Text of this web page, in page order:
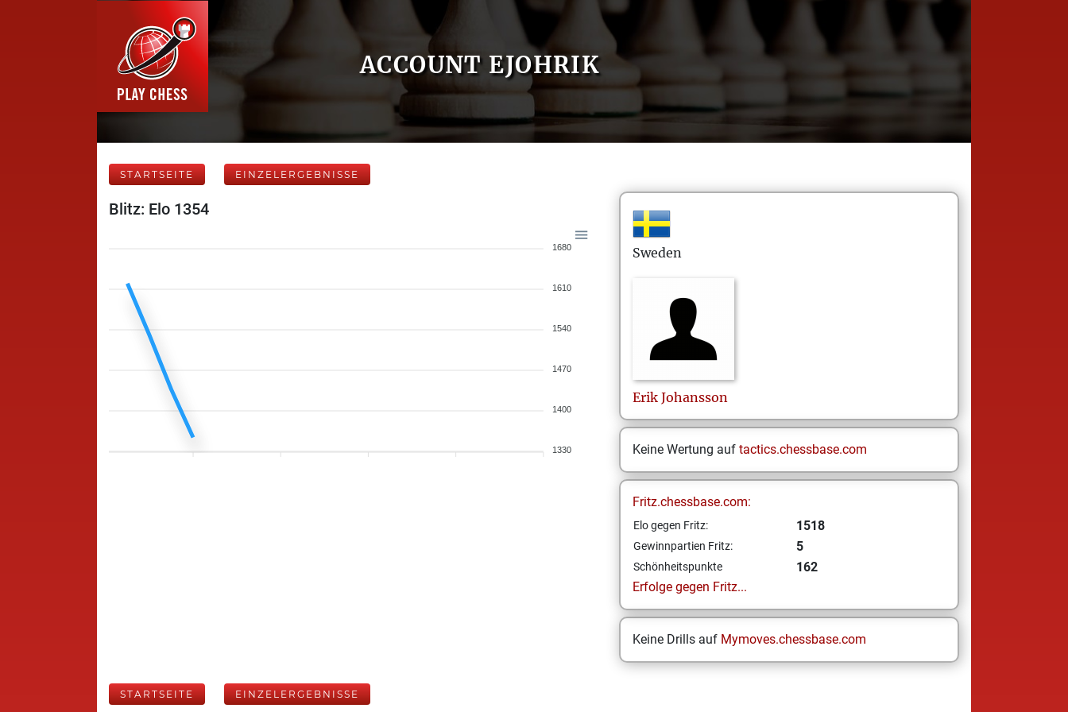
ACCOUNT EJOHRIK
STARTSEITE EINZELERGEBNISSE
Blitz: Elo 1354
1680
1610
1540
1470
1400
1330
Sweden
Erik Johansson
Keine Wertung auf tactics.chessbase.com
Fritz.chessbase.com:
Elo gegen Fritz: 1518
Gewinnpartien Fritz: 5
Schönheitspunkte
162
Erfolge gegen Fritz...
Keine Drills auf Mymoves.chessbase.com
STARTSEITE EINZELERGEBNISSE